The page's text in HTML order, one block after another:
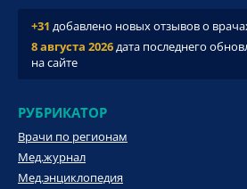
+31 добавлено новых отзывов о
8 августа 2026дата последнего
на сайте
РУБРИКАТОР
Врачи по регионам
Мед.журнал
Мед.энциклопедия